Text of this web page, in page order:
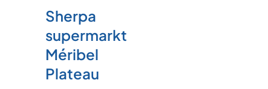
Sherpa
supermarkt
Méribel
Plateau